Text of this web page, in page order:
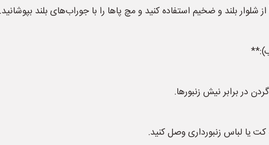
شلوار بلند و ضخیم استفاده کنید و مچ پاها را با جوراب‌های بلند بپوشانید.
در برابر نیش زنبورها.
کت یا لباس زنبورداری وصل کنید.